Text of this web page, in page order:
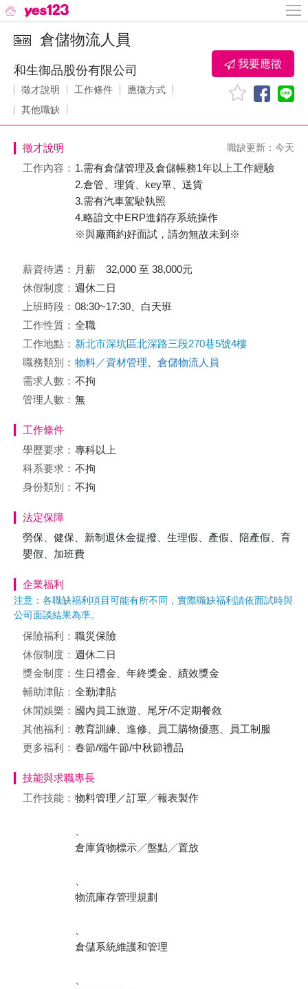
倉儲物流人員
和生御品股份有限公司
徵才說明 工作條件
應徵方式
其他職缺
我要應徵
徵才說明 職缺更新：今天
工作內容： 1.需有倉儲管理及倉儲帳務1年以上工作經驗
2.倉管、理貨、key單、送貨
3.需有汽車駕駛執照
4.略諳文中ERP進銷存系統操作
※與廠商約好面試，請勿無故未到※
薪資待遇： 月薪 32,000 至 38,000元
休假制度： 週休二日
上班時段： 08:30~17:30、白天班
工作性質： 全職
工作地點： 新北市深坑區北深路三段270巷5號4樓
職務類別： 物料／資材管理
倉儲物流人員
需求人數： 不拘
管理人數： 無
工作條件
學歷要求： 專科以上
科系要求： 不拘
身份類別： 不拘
法定保障
勞保、健保、新制退休金提撥、生理假、產假、陪產假、育
嬰假、加班費
企業福利
注意：各職缺福利項目可能有所不同，實際職缺福利請依面試時與
公司面談結果為準。
保險福利： 職災保險
休假制度： 週休二日
獎金制度： 生日禮金、年終獎金、績效獎金
輔助津貼： 全勤津貼
休閒娛樂： 國內員工旅遊、尾牙/不定期餐敘
其他福利： 教育訓練、進修、員工購物優惠、員工制服
更多福利： 春節/端午節/中秋節禮品
技能與求職專長
工作技能： 物料管理／訂單╱報表製作
倉庫貨物標示╱盤點╱置放
物流庫存管理規劃
倉儲系統維護和管理